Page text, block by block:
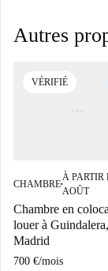
Autres
VÉRIFIÉ
CHAMBRE■
À PARTIR
AOÛT
Chambre en
louer à Guindalera,
Madrid
700 €/mois